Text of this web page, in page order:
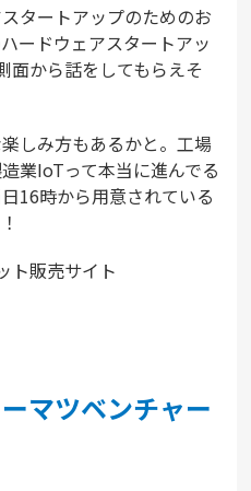
タートアップのためのお
ードウェアスタートアッ
面から話をしてもらえそ
しみ方もあるかと。工場
業IoTって本当に進んでる
16時から用意されている
ト販売サイト
マツベンチャー